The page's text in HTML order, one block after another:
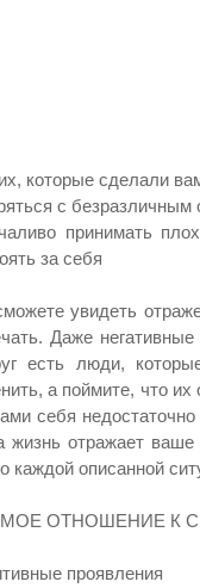
которые сделали
с
принимать
за себя
увидеть
Даже
есть люди,
а поймите, что
себя
жизнь отражает ваше
каждой описанной
МОЕ ОТНОШЕНИЕ К
проявления